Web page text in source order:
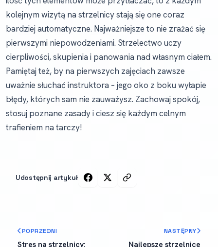
kolejnym wizytą na strzelnicy stają się one coraz
bardziej automatyczne. Najważniejsze to nie zrażać się
pierwszymi niepowodzeniami. Strzelectwo uczy
cierpliwości, skupienia i panowania nad własnym ciałem.
Pamiętaj też, by na pierwszych zajęciach zawsze
uważnie słuchać instruktora – jego oko z boku wyłapie
błędy, których sam nie zauważysz. Zachowaj spokój,
stosuj poznane zasady i ciesz się każdym celnym
trafieniem na tarczy!
Udostępnij artykuł
POPRZEDNI
Stres na strzelnicy:
NASTĘPNY
Najlepsze strzelnice